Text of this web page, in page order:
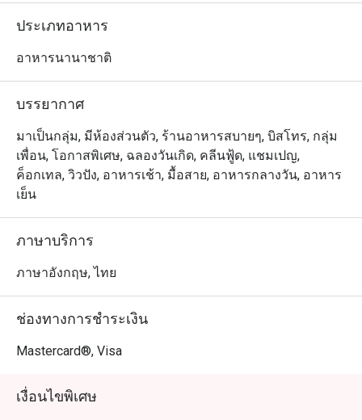
ตกแต่งมาอย่างสวยงามนำสมัย ลูกค้าสามารถเลือกนั่งได้ทั้ง
นอกจากจะสดชื่นด้วยลมทะเลแล้วยังสามารถมองเห็นวิวพา
จานอร่อยที่มีเอกลักษณ์ไม่ซ้ำใคร นอกจากนี้ทางร้านยังมี
บริการอาหารเช้าเพื่อสุขภาพมานำเสนอให้เลือกทานกันได้
ทุกวัน
ประเภทอาหาร
อาหารนานาชาติ
บรรยากาศ
มาเป็นกลุ่ม, มีห้องส่วนตัว, ร้านอาหารสบายๆ, บิสโทร, กลุ่ม
เพื่อน, โอกาสพิเศษ, ฉลองวันเกิด, คลีนฟู้ด, แชมเปญ,
ค็อกเทล, วิวปัง, อาหารเช้า, มื้อสาย, อาหารกลางวัน, อาหาร
เย็น
ภาษาบริการ
ภาษาอังกฤษ, ไทย
ช่องทางการชำระเงิน
Mastercard®, Visa
เงื่อนไขพิเศษ